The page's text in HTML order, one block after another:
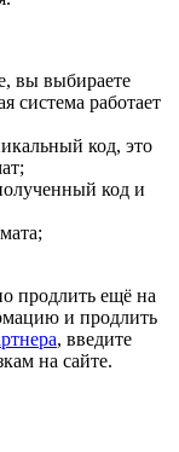
вы выбираете
система работает
код, это
код и
продлить ещё на
и продлить
, введите
на сайте.